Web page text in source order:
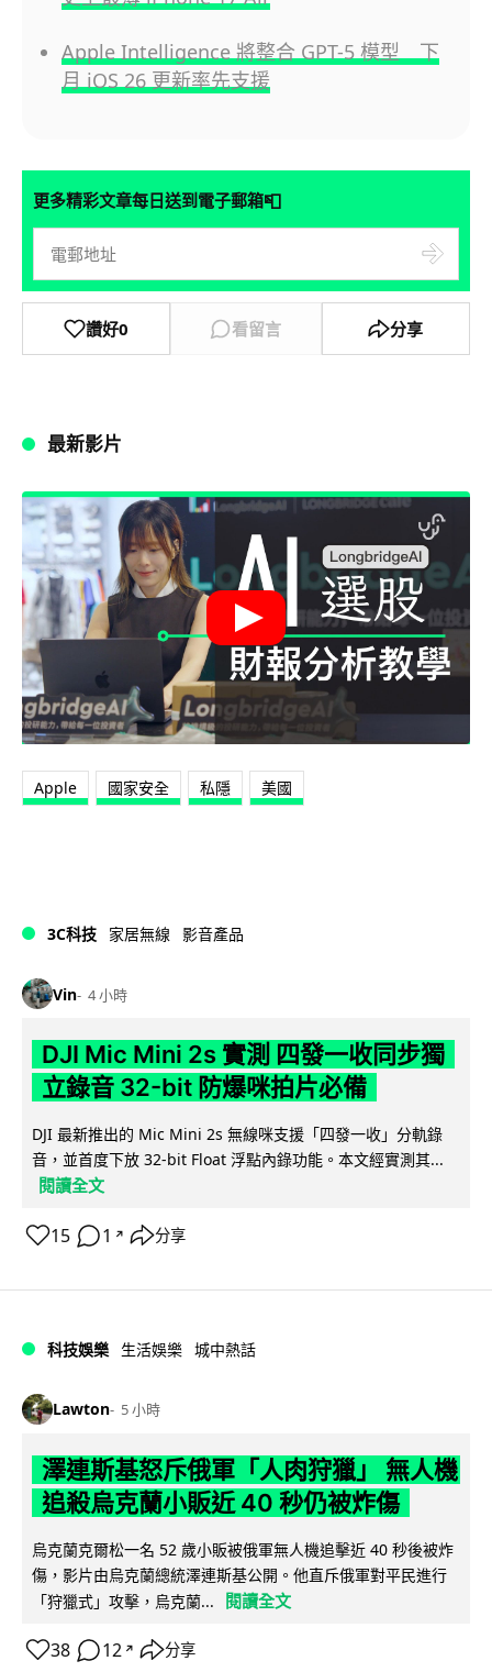
Apple Intelligence 將整合 GPT-5 模型 下
月 iOS 26 更新率先支援
更多精彩文章每日送到電子郵箱📮
讚好0 看留言 分享
最新影片
Apple 國家安全 私隱 美國
3C科技 家居無線 影音產品
Vin 4 小時
DJI Mic Mini 2s 實測 四發一收同步獨
立錄音 32-bit 防爆咪拍片必備
DJI 最新推出的 Mic Mini 2s 無線咪支援「四發一收」分軌錄
音，並首度下放 32-bit Float 浮點內錄功能。本文經實測其...
閱讀全文
15 1 ↗ 分享
科技娛樂 生活娛樂 城中熱話
Lawton 5 小時
澤連斯基怒斥俄軍「人肉狩獵」 無人機
追殺烏克蘭小販近 40 秒仍被炸傷
烏克蘭克爾松一名 52 歲小販被俄軍無人機追擊近 40 秒後被炸
傷，影片由烏克蘭總統澤連斯基公開。他直斥俄軍對平民進行
「狩獵式」攻擊，烏克蘭...
閱讀全文
38 12 ↗ 分享